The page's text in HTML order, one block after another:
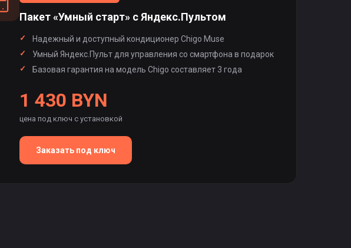
Пакет «Умный старт» с Яндекс.Пультом
Надежный и доступный кондиционер Chigo Muse
Умный Яндекс.Пульт для управления со смартфона в подарок
Базовая гарантия на модель Chigo составляет 3 года
1 430 BYN
цена под ключ с установкой
Заказать под ключ